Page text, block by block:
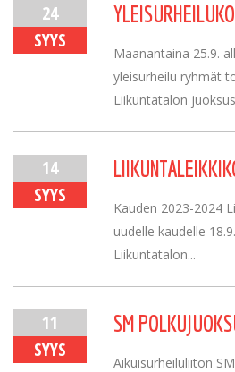
24
SYYS
Maanantaina 25.9.
yleisurheilu ryhmät
Liikuntatalon
14
SYYS
Kauden 2023-2024
uudelle kaudelle
Liikuntatalon...
11
SYYS
SM
Aikuisurheiluliiton